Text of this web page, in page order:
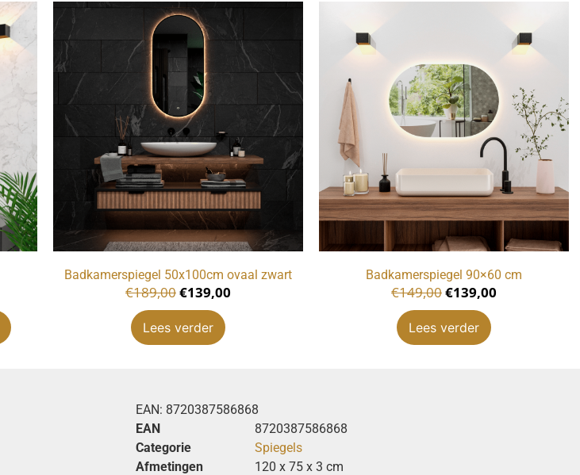
Badkamerspiegel 50x100cm ovaal zwart
€189,00€139,00
Lees verder
Badkamerspiegel 90×60 cm
€149,00€139,00
Lees verder
EAN: 8720387586868
EAN
8720387586868
Categorie
Spiegels
Afmetingen
120 x 75 x 3 cm